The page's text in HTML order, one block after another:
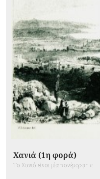
Χανιά (1η φορά)
Τα Χανιά είναι μία πανέμορφη π...